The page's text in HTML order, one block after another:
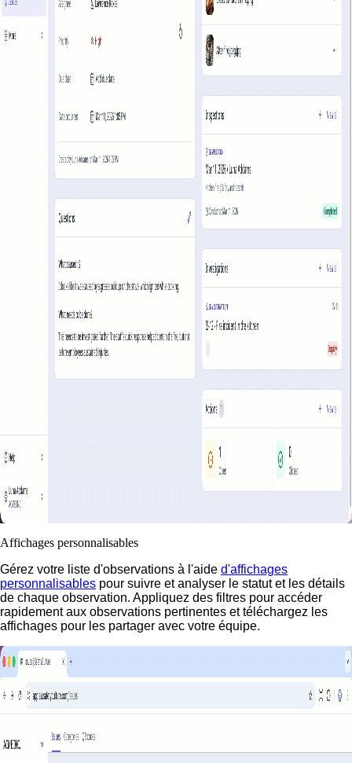
Affichages personnalisables
Gérez votre liste d'observations à l'aide d'affichages
personnalisables pour suivre et analyser le statut et les détails
de chaque observation. Appliquez des filtres pour accéder
rapidement aux observations pertinentes et téléchargez les
affichages pour les partager avec votre équipe.